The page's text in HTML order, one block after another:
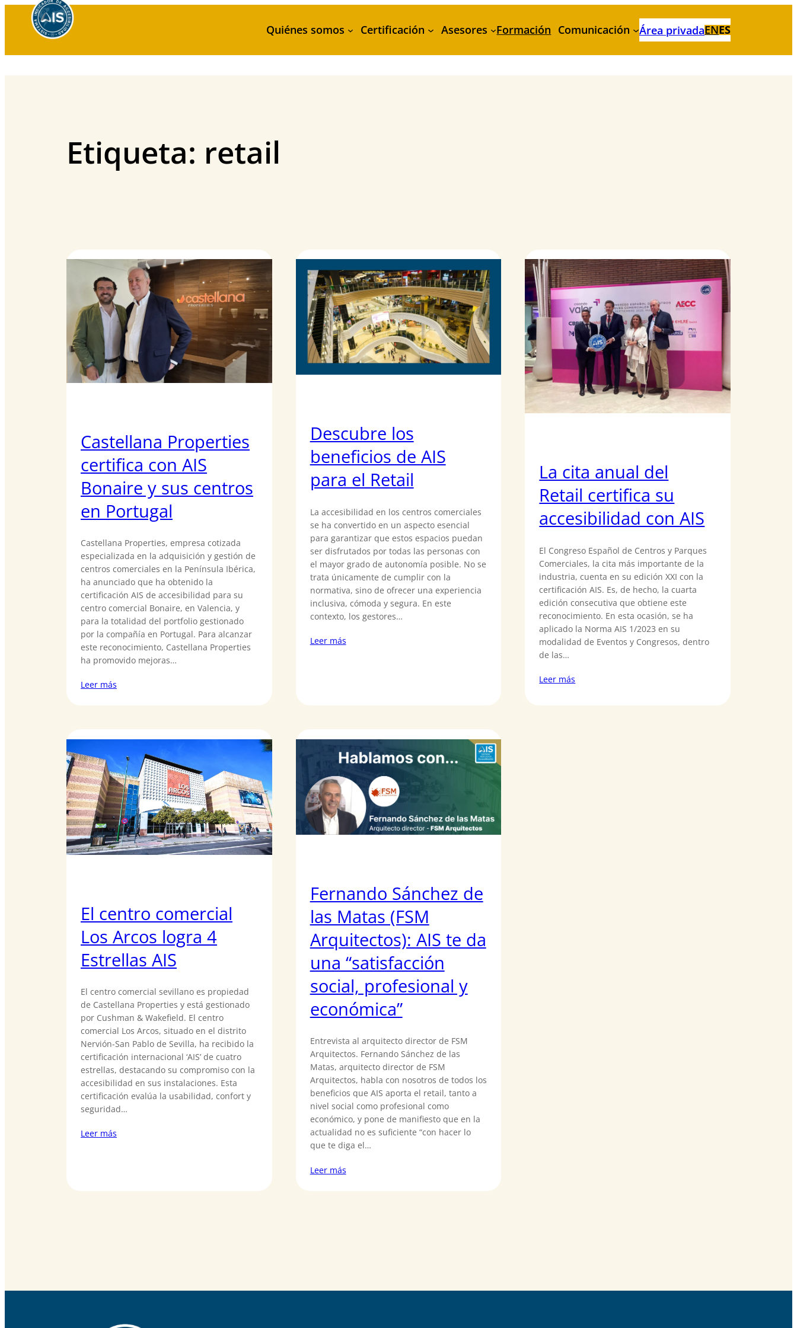
contenido
Quiénes somos Certificación Asesores Formación Comunicación Área privadaENES
Etiqueta: retail
Castellana Properties
certifica con AIS
Bonaire y sus centros
en Portugal
Castellana Properties, empresa cotizada
especializada en la adquisición y gestión de
centros comerciales en la Península Ibérica,
ha anunciado que ha obtenido la
certificación AIS de accesibilidad para su
centro comercial Bonaire, en Valencia, y
para la totalidad del portfolio gestionado
por la compañía en Portugal. Para alcanzar
este reconocimiento, Castellana Properties
ha promovido mejoras…
Leer más
Descubre los
beneficios de AIS
para el Retail
La accesibilidad en los centros comerciales
se ha convertido en un aspecto esencial
para garantizar que estos espacios puedan
ser disfrutados por todas las personas con
el mayor grado de autonomía posible. No se
trata únicamente de cumplir con la
normativa, sino de ofrecer una experiencia
inclusiva, cómoda y segura. En este
contexto, los gestores…
Leer más
La cita anual del
Retail certifica su
accesibilidad con AIS
El Congreso Español de Centros y Parques
Comerciales, la cita más importante de la
industria, cuenta en su edición XXI con la
certificación AIS. Es, de hecho, la cuarta
edición consecutiva que obtiene este
reconocimiento. En esta ocasión, se ha
aplicado la Norma AIS 1/2023 en su
modalidad de Eventos y Congresos, dentro
de las…
Leer más
El centro comercial
Los Arcos logra 4
Estrellas AIS
El centro comercial sevillano es propiedad
de Castellana Properties y está gestionado
por Cushman & Wakefield. El centro
comercial Los Arcos, situado en el distrito
Nervión-San Pablo de Sevilla, ha recibido la
certificación internacional ‘AIS’ de cuatro
estrellas, destacando su compromiso con la
accesibilidad en sus instalaciones. Esta
certificación evalúa la usabilidad, confort y
seguridad…
Leer más
Fernando Sánchez de
las Matas (FSM
Arquitectos): AIS te da
una “satisfacción
social, profesional y
económica”
Entrevista al arquitecto director de FSM
Arquitectos. Fernando Sánchez de las
Matas, arquitecto director de FSM
Arquitectos, habla con nosotros de todos los
beneficios que AIS aporta el retail, tanto a
nivel social como profesional como
económico, y pone de manifiesto que en la
actualidad no es suficiente “con hacer lo
que te diga el…
Leer más